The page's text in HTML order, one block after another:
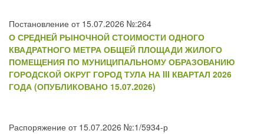
Постановление от 15.07.2026 №:264
О СРЕДНЕЙ РЫНОЧНОЙ СТОИМОСТИ ОДНОГО
КВАДРАТНОГО МЕТРА ОБЩЕЙ ПЛОЩАДИ ЖИЛОГО
ПОМЕЩЕНИЯ ПО МУНИЦИПАЛЬНОМУ ОБРАЗОВАНИЮ
ГОРОДСКОЙ ОКРУГ ГОРОД ТУЛА НА III КВАРТАЛ 2026
ГОДА (ОПУБЛИКОВАНО 15.07.2026)
Распоряжение от 15.07.2026 №:1/5934-р